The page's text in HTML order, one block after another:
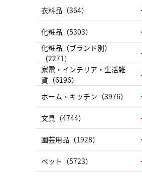
衣料品（364）
化粧品（5303）
化粧品（ブランド別）
（2271）
家電・インテリア・生活雑
貨（6196）
ホーム・キッチン（3976）
文具（4744）
園芸用品（1928）
ペット（5723）